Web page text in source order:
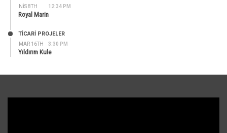
NIS 8TH 12:34 PM
Royal Marin
MAR 16TH 3:30 PM
TİCARİ PROJELER
Yıldırım Kule